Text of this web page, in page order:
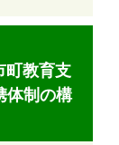
町教育支
体制の構